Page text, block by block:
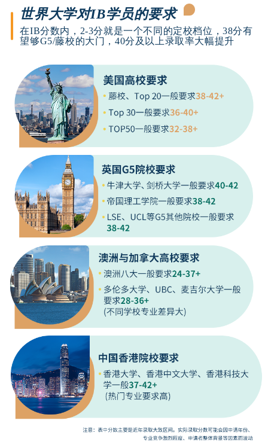
世界大学对IB学员的要求
在IB分数内，2-3分就是一个不同的定校档位，38分有
望够G5/藤校的大门，40分及以上录取率大幅提升